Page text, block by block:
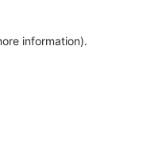
information).